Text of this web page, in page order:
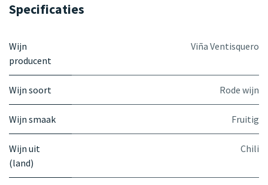
Specificaties
Wijn
producent
Viña Ventisquero
Wijn soort Rode wijn
Wijn smaak Fruitig
Wijn uit
(land)
Chili